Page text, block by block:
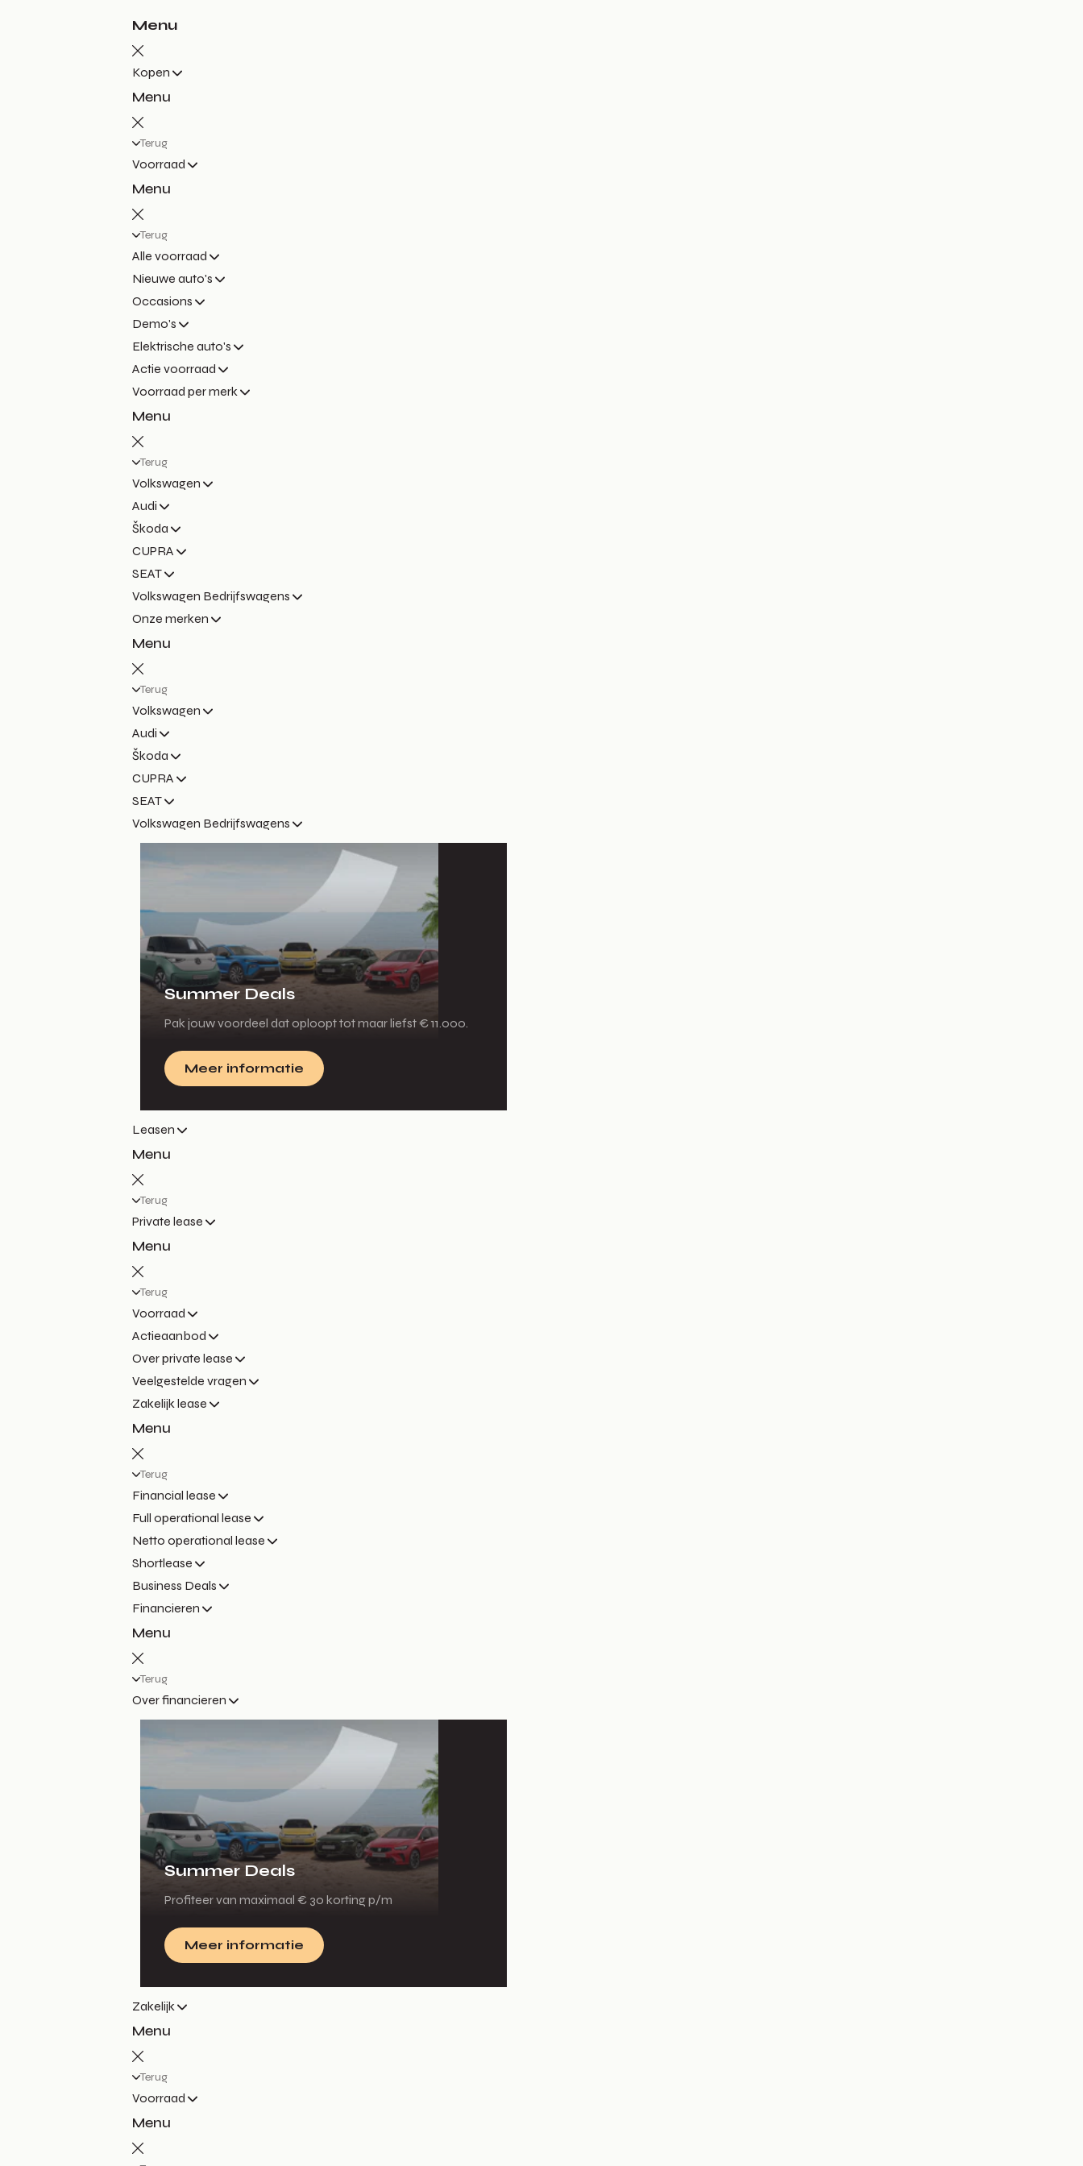
Menu
Kopen
Menu
Terug
Voorraad
Menu
Terug
Alle voorraad
Nieuwe auto's
Occasions
Demo's
Elektrische auto's
Actie voorraad
Voorraad per merk
Menu
Terug
Volkswagen
Audi
Škoda
CUPRA
SEAT
Volkswagen Bedrijfswagens
Onze merken
Menu
Terug
Volkswagen
Audi
Škoda
CUPRA
SEAT
Volkswagen Bedrijfswagens
Summer Deals
Pak jouw voordeel dat oploopt tot maar liefst € 11.000.
Meer informatie
Leasen
Menu
Terug
Private lease
Menu
Terug
Voorraad
Actieaanbod
Over private lease
Veelgestelde vragen
Zakelijk lease
Menu
Terug
Financial lease
Full operational lease
Netto operational lease
Shortlease
Business Deals
Financieren
Menu
Terug
Over financieren
Summer Deals
Profiteer van maximaal € 30 korting p/m
Meer informatie
Zakelijk
Menu
Terug
Voorraad
Menu